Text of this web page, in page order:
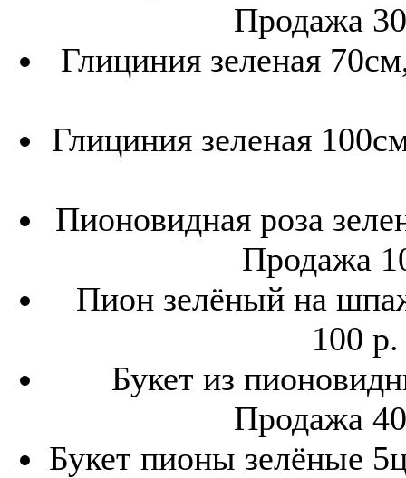
Продажа
Глициния зеленая
Глициния зеленая
Пионовидная роза
Продажа
Пион зелёный на
100
Букет из
Продажа
Букет пионы зелёные